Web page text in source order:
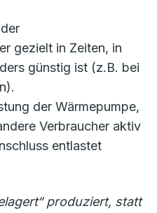
gezielt in Zeiten, in
günstig ist (z.B. bei
der Wärmepumpe,
Verbraucher aktiv
entlastet
produziert, statt